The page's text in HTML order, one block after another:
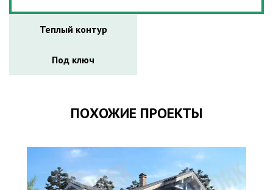
Теплый контур
Под ключ
ПОХОЖИЕ ПРОЕКТЫ